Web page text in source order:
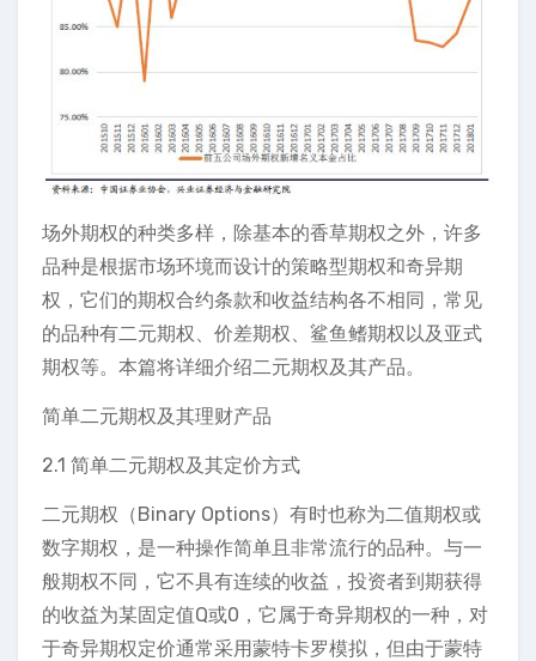
场外期权的种类多样，除基本的香草期权之外，许多
品种是根据市场环境而设计的策略型期权和奇异期
权，它们的期权合约条款和收益结构各不相同，常见
的品种有二元期权、价差期权、鲨鱼鳍期权以及亚式
期权等。本篇将详细介绍二元期权及其产品。
简单二元期权及其理财产品
2.1 简单二元期权及其定价方式
二元期权（Binary Options）有时也称为二值期权或
数字期权，是一种操作简单且非常流行的品种。与一
般期权不同，它不具有连续的收益，投资者到期获得
的收益为某固定值Q或0，它属于奇异期权的一种，对
于奇异期权定价通常采用蒙特卡罗模拟，但由于蒙特